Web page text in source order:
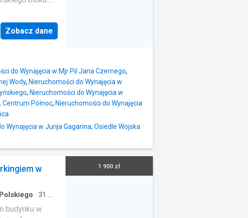
1 w niskim 4-
kafle)Układ
Media i
siećCiepła
opłaty
prądKaucja
Zobacz dane
do Wynajęcia w Mjr Pil Jana Czernego,
Wody, Nieruchomości do Wynajęcia w
, Nieruchomości do Wynajęcia w
Centrum Północ, Nieruchomości do Wynajęcia
Wynajęcia w Jurija Gagarina, Osiedle Wojska
w
· 31 m²
budynku w
1 900 zł